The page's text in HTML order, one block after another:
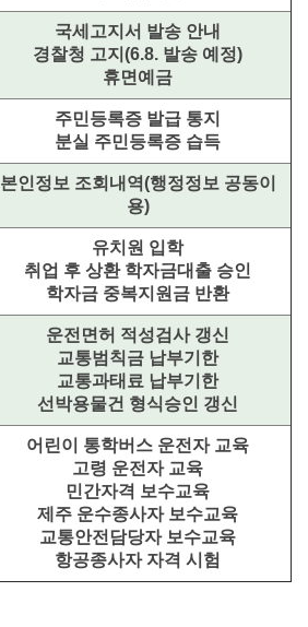
국세고지서 발송 안내
경찰청 고지(6.8. 발송 예정)
휴면예금
주민등록증 발급 통지
분실 주민등록증 습득
본인정보 조회내역(행정정보 공동이
용)
유치원 입학
취업 후 상환 학자금대출 승인
학자금 중복지원금 반환
운전면허 적성검사 갱신
교통범칙금 납부기한
교통과태료 납부기한
선박용물건 형식승인 갱신
어린이 통학버스 운전자 교육
고령 운전자 교육
민간자격 보수교육
제주 운수종사자 보수교육
교통안전담당자 보수교육
항공종사자 자격 시험